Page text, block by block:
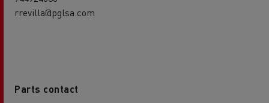
rrevilla@pglsa.com
Parts contact